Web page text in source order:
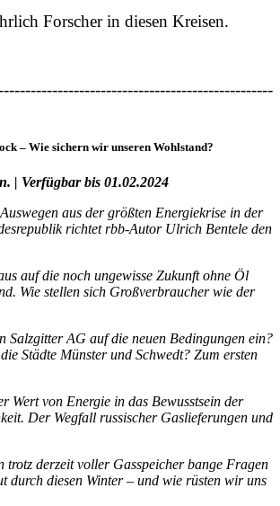
Forscher in diesen Kreisen.
– Wie sichern wir unseren Wohlstand?
| Verfügbar bis 01.02.2024
aus der größten Energiekrise in der
richtet rbb-Autor Ulrich Bentele den
auf die noch ungewisse Zukunft ohne Öl
Wie stellen sich Großverbraucher wie der
Salzgitter AG auf die neuen Bedingungen ein?
Städte Münster und Schwedt? Zum ersten
Wert von Energie in das Bewusstsein der
Der Wegfall russischer Gaslieferungen und
trotz derzeit voller Gasspeicher bange Fragen
durch diesen Winter – und wie rüsten wir uns